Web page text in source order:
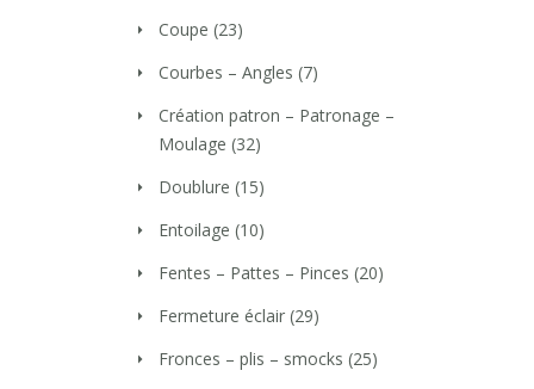
Coupe (23)
Courbes – Angles (7)
Création patron – Patronage –
Moulage (32)
Doublure (15)
Entoilage (10)
Fentes – Pattes – Pinces (20)
Fermeture éclair (29)
Fronces – plis – smocks (25)